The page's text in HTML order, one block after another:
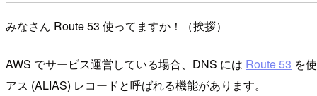
みなさん Route 53 使ってますか！（挨拶）
AWS でサービス運営している場合、DNS には Route 53 を
アス (ALIAS) レコードと呼ばれる機能があります。